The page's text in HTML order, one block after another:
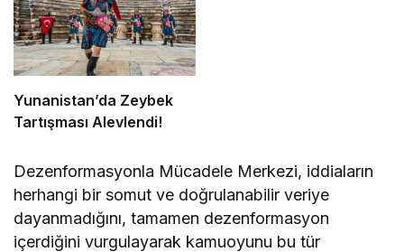
Yunanistan’da Zeybek
Tartışması Alevlendi!
Dezenformasyonla Mücadele Merkezi, iddiaların
herhangi bir somut ve doğrulanabilir veriye
dayanmadığını, tamamen dezenformasyon
içerdiğini vurgulayarak kamuoyunu bu tür